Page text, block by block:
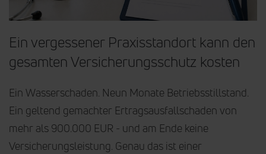
Ein vergessener Praxisstandort kann den
gesamten Versicherungsschutz kosten
Ein Wasserschaden. Neun Monate Betriebsstillstand.
Ein geltend gemachter Ertragsausfallschaden von
mehr als 900.000 EUR - und am Ende keine
Versicherungsleistung. Genau das ist einer